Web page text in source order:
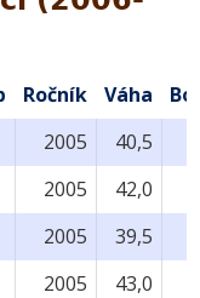
Ročník Váha
2005
40,5
2005
42,0
2005
39,5
2005 43,0